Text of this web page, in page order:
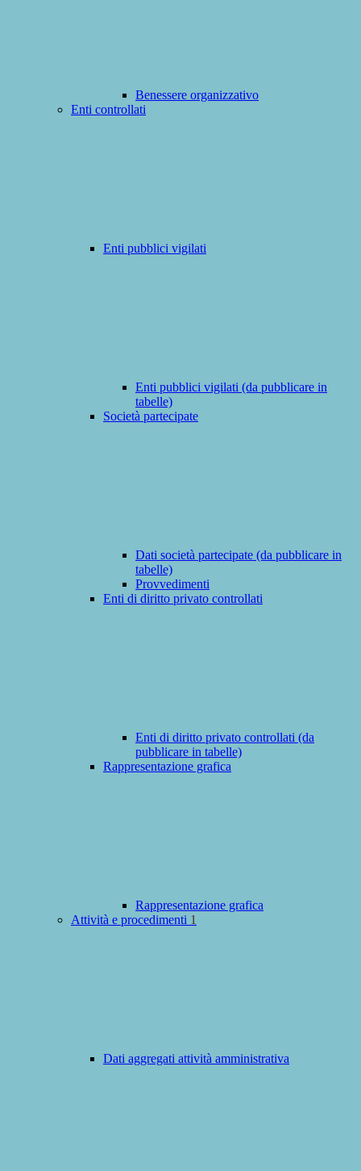
Benessere organizzativo
Enti controllati
Enti pubblici vigilati
Enti pubblici vigilati (da pubblicare in
tabelle)
Società partecipate
Dati società partecipate (da pubblicare in
tabelle)
Provvedimenti
Enti di diritto privato controllati
Enti di diritto privato controllati (da
pubblicare in tabelle)
Rappresentazione grafica
Rappresentazione grafica
Attività e procedimenti 1
Dati aggregati attività amministrativa